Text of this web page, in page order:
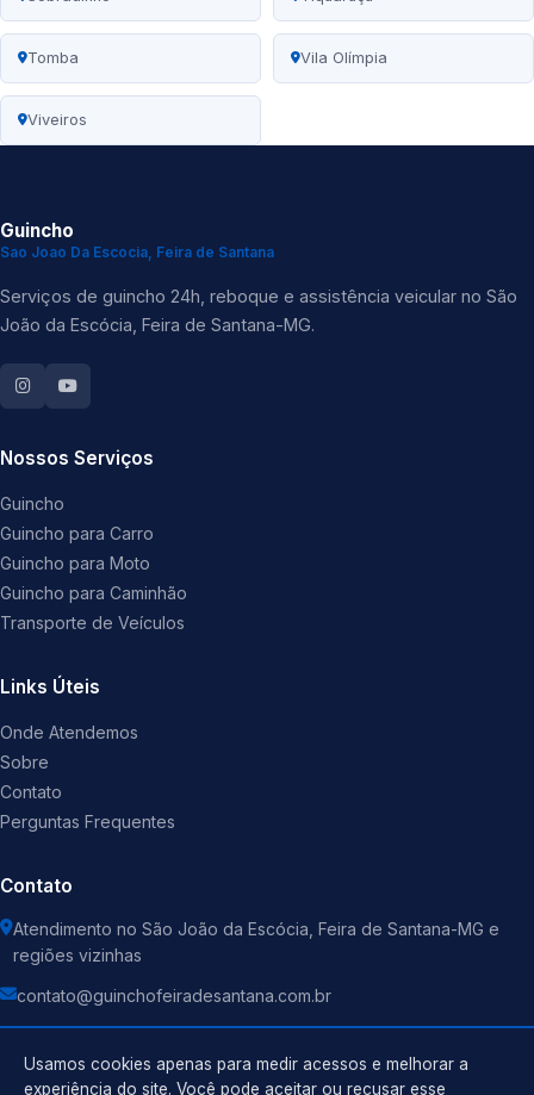
Tomba Vila Olímpia
Viveiros
Guincho
Sao Joao Da Escocia, Feira de Santana
Serviços de guincho 24h, reboque e assistência veicular no São
João da Escócia, Feira de Santana-MG.
Nossos Serviços
Guincho
Guincho para Carro
Guincho para Moto
Guincho para Caminhão
Transporte de Veículos
Links Úteis
Onde Atendemos
Sobre
Contato
Perguntas Frequentes
Contato
Atendimento no São João da Escócia, Feira de Santana-MG e
regiões vizinhas
contato@guinchofeiradesantana.com.br
Usamos cookies apenas para medir acessos e melhorar a
experiência do site. Você pode aceitar ou recusar esse